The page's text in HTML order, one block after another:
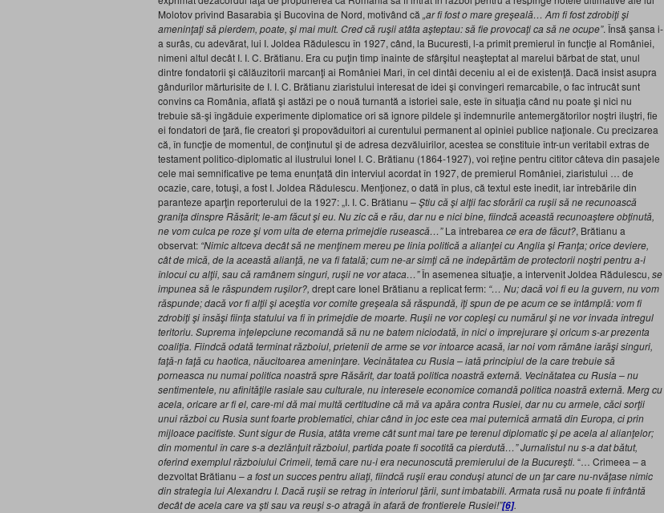
Molotov privind Basarabia şi Bucovina de Nord, motivând că „ar fi fost o mare greşeală… Am fi fost zdrobiţi şi
ameninţaţi să pierdem, poate, şi mai mult. Cred că ruşii atâta aşteptau: să fie provocaţi ca să ne ocupe”. Însă şansa i-
a surâs, cu adevărat, lui I. Joldea Rădulescu în 1927, când, la Bucuresti, l-a primit premierul în funcţie al României,
nimeni altul decât I. I. C. Brătianu. Era cu puţin timp înainte de sfârşitul neaşteptat al marelui bărbat de stat, unul
dintre fondatorii şi călăuzitorii marcanţi ai României Mari, în cel dintâi deceniu al ei de existenţă. Dacă insist asupra
gândurilor mărturisite de I. I. C. Brătianu ziaristului interesat de idei şi convingeri remarcabile, o fac întrucât sunt
convins ca România, aflată şi astăzi pe o nouă turnantă a istoriei sale, este în situaţia când nu poate şi nici nu
trebuie să-şi îngăduie experimente diplomatice ori să ignore pildele şi îndemnurile antemergătorilor noştri iluştri, fie
ei fondatori de ţară, fie creatori şi propovăduitori ai curentului permanent al opiniei publice naţionale. Cu precizarea
că, în funcţie de momentul, de conţinutul şi de adresa dezvăluirilor, acestea se constituie într-un veritabil extras de
testament politico-diplomatic al ilustrului Ionel I. C. Brătianu (1864-1927), voi reţine pentru cititor câteva din pasajele
cele mai semnificative pe tema enunţată din interviul acordat în 1927, de premierul României, ziaristului … de
ocazie, care, totuşi, a fost I. Joldea Rădulescu. Menţionez, o dată în plus, că textul este inedit, iar întrebările din
paranteze aparţin reporterului de la 1927: „I. I. C. Brătianu – Ştiu că şi alţii fac sforării ca ruşii să ne recunoască
graniţa dinspre Răsărit; le-am făcut şi eu. Nu zic că e rău, dar nu e nici bine, fiindcă această recunoaştere obţinută,
ne vom culca pe roze şi vom uita de eterna primejdie rusească…”La întrebarea ce era de făcut?, Brătianu a
observat: “Nimic altceva decât să ne menţinem mereu pe linia politică a alianţei cu Anglia şi Franţa; orice deviere,
cât de mică, de la această alianţă, ne va fi fatală; cum ne-ar simţi că ne îndepărtăm de protectorii noştri pentru a-i
înlocui cu alţii, sau că ramânem singuri, ruşii ne vor ataca…”În asemenea situaţie, a intervenit Joldea Rădulescu, se
impunea să le răspundem ruşilor?, drept care Ionel Brătianu a replicat ferm: “… Nu; dacă voi fi eu la guvern, nu vom
răspunde; dacă vor fi alţii şi aceştia vor comite greşeala să răspundă, îţi spun de pe acum ce se întâmplă: vom fi
zdrobiţi şi însăşi fiinţa statului va fi în primejdie de moarte. Ruşii ne vor copleşi cu numărul şi ne vor invada întregul
teritoriu. Suprema înţelepciune recomandă să nu ne batem niciodată, în nici o împrejurare şi oricum s-ar prezenta
coaliţia. Fiindcă odată terminat războiul, prietenii de arme se vor întoarce acasă, iar noi vom rămâne iarăşi singuri,
faţă-n faţă cu haotica, năucitoarea ameninţare. Vecinătatea cu Rusia – iată principiul de la care trebuie să
porneasca nu numai politica noastră spre Răsărit, dar toată politica noastră externă. Vecinătatea cu Rusia – nu
sentimentele, nu afinităţile rasiale sau culturale, nu interesele economice comandă politica noastră externă. Merg cu
acela, oricare ar fi el, care-mi dă mai multă certitudine că mă va apăra contra Rusiei, dar nu cu armele, căci sorţii
unui război cu Rusia sunt foarte problematici, chiar când în joc este cea mai puternică armată din Europa, ci prin
mijloace pacifiste. Sunt sigur de Rusia, atâta vreme cât sunt mai tare pe terenul diplomatic şi pe acela al alianţelor;
din momentul în care s-a dezlănţuit războiul, partida poate fi socotită ca pierdută…” Jurnalistul nu s-a dat bătut,
oferind exemplul războiului Crimeii, temă care nu-i era necunoscută premierului de la Bucureşti. “… Crimeea – a
dezvoltat Brătianu –a fost un succes pentru aliaţi, fiindcă ruşii erau conduşi atunci de un ţar care nu-nvăţase nimic
din strategia lui Alexandru I. Dacă ruşii se retrag în interiorul ţării, sunt imbatabili. Armata rusă nu poate fi înfrântă
decât de acela care va şti sau va reuşi s-o atragă în afară de frontierele Rusiei!”[6].